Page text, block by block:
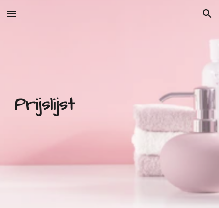
Skip to main content Skip to navigation
Prijslijst